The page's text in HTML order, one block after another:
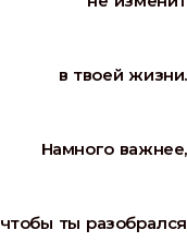
в твоей жизни.
Намного важнее,
чтобы ты разобрался